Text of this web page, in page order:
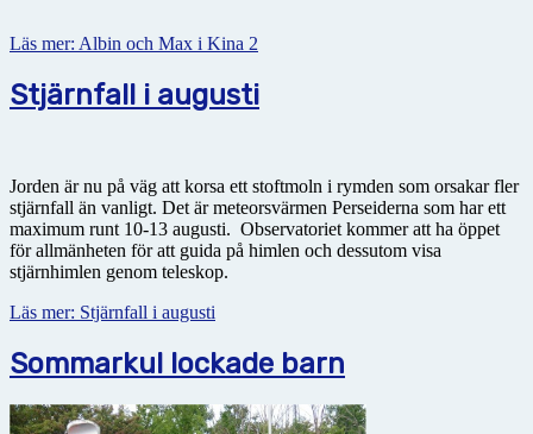
Läs mer: Albin och Max i Kina 2
Stjärnfall i augusti
Jorden är nu på väg att korsa ett stoftmoln i rymden som orsakar fler
stjärnfall än vanligt. Det är meteorsvärmen Perseiderna som har ett
maximum runt 10-13 augusti. Observatoriet kommer att ha öppet
för allmänheten för att guida på himlen och dessutom visa
stjärnhimlen genom teleskop.
Läs mer: Stjärnfall i augusti
Sommarkul lockade barn